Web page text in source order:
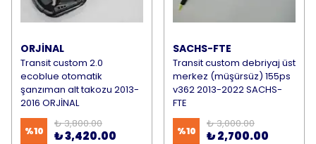
ORJİNAL
Transit custom 2.0
ecoblue otomatik
şanzıman alt takozu 2013-
2016 ORJİNAL
%10
₺ 3,800.00
₺ 3,420.00
SACHS-FTE
Transit custom debriyaj üst
merkez (müşürsüz) 155ps
v362 2013-2022 SACHS-
FTE
%10
₺ 3,000.00
₺ 2,700.00